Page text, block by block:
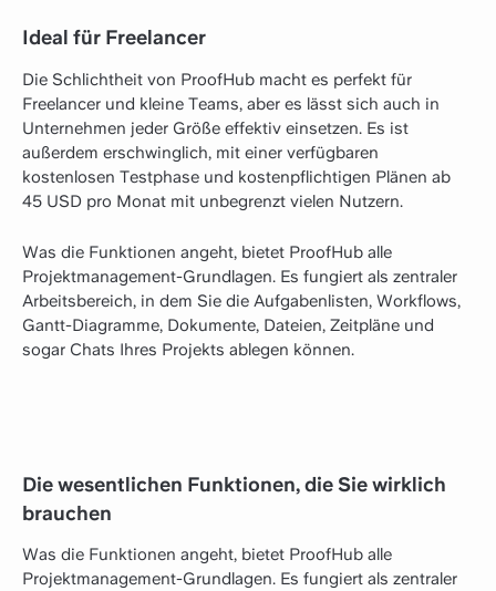
Ideal für Freelancer
Die Schlichtheit von ProofHub macht es perfekt für
Freelancer und kleine Teams, aber es lässt sich auch in
Unternehmen jeder Größe effektiv einsetzen. Es ist
außerdem erschwinglich, mit einer verfügbaren
kostenlosen Testphase und kostenpflichtigen Plänen ab
45 USD pro Monat mit unbegrenzt vielen Nutzern.
Was die Funktionen angeht, bietet ProofHub alle
Projektmanagement-Grundlagen. Es fungiert als zentraler
Arbeitsbereich, in dem Sie die Aufgabenlisten, Workflows,
Gantt-Diagramme, Dokumente, Dateien, Zeitpläne und
sogar Chats Ihres Projekts ablegen können.
Die wesentlichen Funktionen, die Sie wirklich
brauchen
Was die Funktionen angeht, bietet ProofHub alle
Projektmanagement-Grundlagen. Es fungiert als zentraler